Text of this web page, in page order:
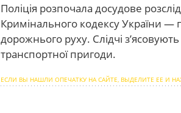
Поліція розпочала досудове
Кримінального кодексу України
дорожнього руху. Слідчі
транспортної пригоди.
ЕСЛИ ВЫ НАШЛИ ОПЕЧАТКУ НА САЙТЕ, ВЫДЕЛИТЕ ЕЕ И